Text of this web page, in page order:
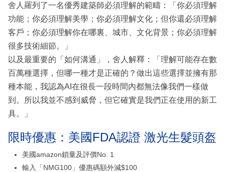
舍人羅列了一名優秀建築師必須理解的範疇：「你必須理解
功能；你必須理解美學；你必須理解文化；但你還必須理解
客戶；你必須理解你在哪裏、城市、文化背景；你必須理解
很多技術細節。」
以及最重要的「如何溝通」，舍人解釋：「理解可能存在數
百萬種選擇，但哪一種才是正確的？做出這些選擇並擁有那
種本能，我認為AI在很長一段時間內都無法像我們一樣做
到。所以我並不感到威脅，但它確實是我們正在使用的新工
具。」
限時優惠：美國FDA認證 激光生髮頭盔
美國amazon鎖量及評價No. 1
輸入「NMG100」優惠碼額外減$100